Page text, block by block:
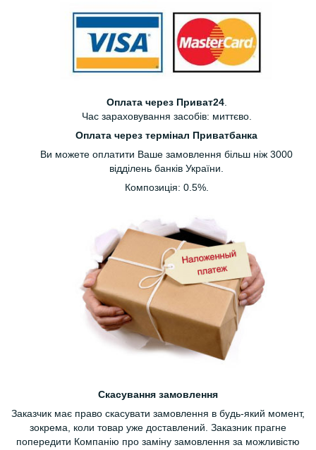
Оплата через Приват24.
Час зараховування засобів: миттєво.
Оплата через термінал Приватбанка
Ви можете оплатити Ваше замовлення більш ніж 3000
відділень банків України.
Композиція: 0.5%.
Скасування замовлення
Заказчик має право скасувати замовлення в будь-який момент,
зокрема, коли товар уже доставлений. Заказник прагне
попередити Компанію про заміну замовлення за можливістю